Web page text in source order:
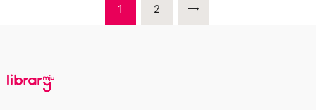
pagination
PAGE
1 PAGE
2